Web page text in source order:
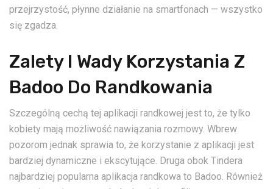
przejrzystość, płynne działanie na smartfonach — wszystko
się zgadza.
Zalety I Wady Korzystania Z
Badoo Do Randkowania
Szczególną cechą tej aplikacji randkowej jest to, że tylko
kobiety mają możliwość nawiązania rozmowy. Wbrew
pozorom jednak sprawia to, że korzystanie z aplikacji jest
bardziej dynamiczne i ekscytujące. Druga obok Tindera
najbardziej popularna aplikacja randkowa to Badoo. Również